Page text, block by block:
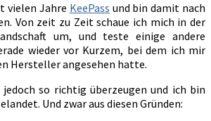
vielen Jahre KeePass und bin damit nach
Von zeit zu Zeit schaue ich mich in der
um, und teste einige andere
wieder vor Kurzem, bei dem ich mir
Hersteller angesehen hatte.
so richtig überzeugen und ich bin
Und zwar aus diesen Gründen: